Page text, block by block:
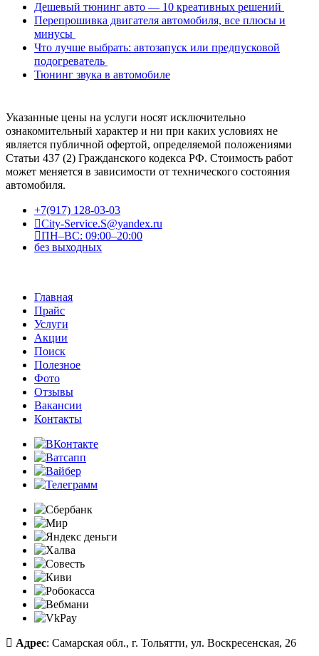
Дешевый тюнинг авто — 10 креативных решений
Перепрошивка двигателя автомобиля, все плюсы и
минусы
Что лучше выбрать: автозапуск или предпусковой
подогреватель
Тюнинг звука в автомобиле
Указанные цены на услуги носят исключительно
ознакомительный характер и ни при каких условиях не
является публичной офертой, определяемой положениями
Статьи 437 (2) Гражданского кодекса РФ. Стоимость работ
может меняется в зависимости от технического состояния
автомобиля.
+7(917) 128-03-03
City-Service.S@yandex.ru
ПН–ВС: 09:00–20:00
без выходных
Главная
Прайс
Услуги
Акции
Поиск
Полезное
Фото
Отзывы
Вакансии
Контакты
Адрес: Самарская обл., г. Тольятти, ул. Воскресенская, 26